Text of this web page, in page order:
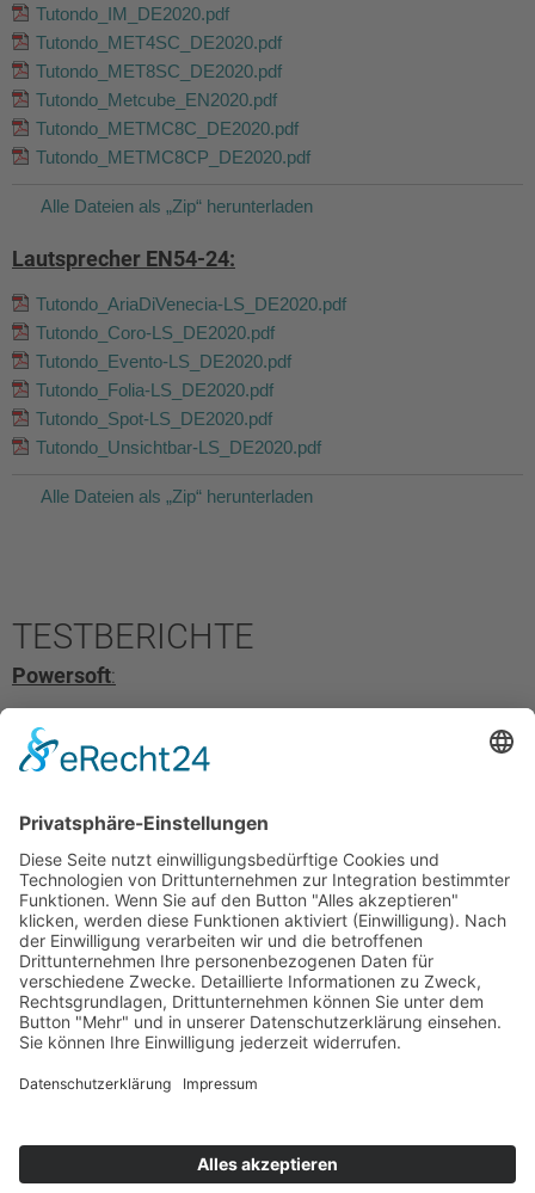
Tutondo_IM_DE2020.pdf
Tutondo_MET4SC_DE2020.pdf
Tutondo_MET8SC_DE2020.pdf
Tutondo_Metcube_EN2020.pdf
Tutondo_METMC8C_DE2020.pdf
Tutondo_METMC8CP_DE2020.pdf
Alle Dateien als „Zip“ herunterladen
Lautsprecher EN54-24:
Tutondo_AriaDiVenecia-LS_DE2020.pdf
Tutondo_Coro-LS_DE2020.pdf
Tutondo_Evento-LS_DE2020.pdf
Tutondo_Folia-LS_DE2020.pdf
Tutondo_Spot-LS_DE2020.pdf
Tutondo_Unsichtbar-LS_DE2020.pdf
Alle Dateien als „Zip“ herunterladen
TESTBERICHTE
Powersoft:
Powersoft_Quattrocanali_Testbericht_DE2023.pdf
Powersoft_X_Testbericht_DE2016.pdf
Alle Dateien als „Zip“ herunterladen
Laauser & Vohl GmbH
Ulmer Straße 184
D-70188 Stuttgart
Fax: +49 711 448 18 30